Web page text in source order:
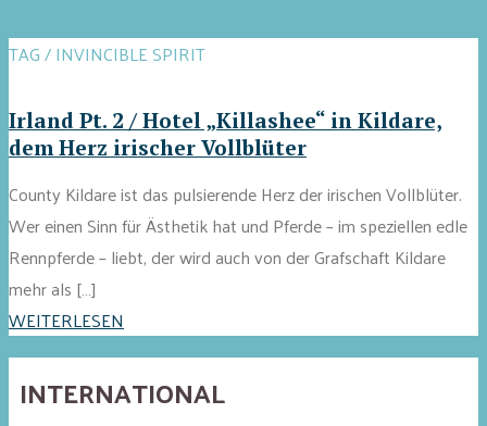
TAG / INVINCIBLE SPIRIT
Irland Pt. 2 / Hotel „Killashee“ in Kildare,
dem Herz irischer Vollblüter
County Kildare ist das pulsierende Herz der irischen Vollblüter.
Wer einen Sinn für Ästhetik hat und Pferde – im speziellen edle
Rennpferde – liebt, der wird auch von der Grafschaft Kildare
mehr als […]
WEITERLESEN
INTERNATIONAL